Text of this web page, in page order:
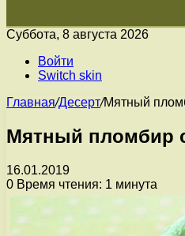
Суббота, 8 августа 2026
Войти
Switch skin
Главная/Десерт/Мятный
Мятный пломбир
16.01.2019
0 Время чтения: 1 минута